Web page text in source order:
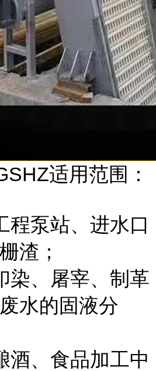
适用范围：
程泵站、进水口
渣；
染、屠宰、制革
水的固液分
酒、食品加工中